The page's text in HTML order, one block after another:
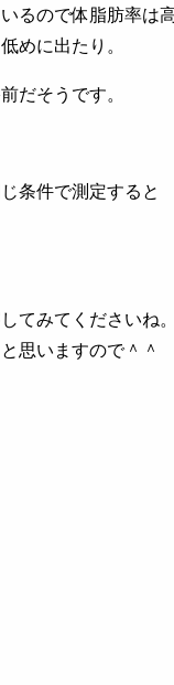
るので体脂肪率は
めに出たり。
だそうです。
条件で測定すると
てみてくださいね。
思いますので＾＾